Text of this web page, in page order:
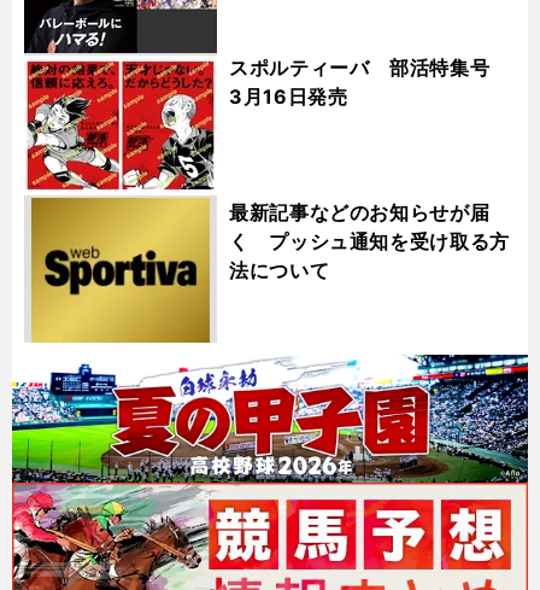
スポルティーバ 部活特集号
3月16日発売
最新記事などのお知らせが届
く プッシュ通知を受け取る方
法について